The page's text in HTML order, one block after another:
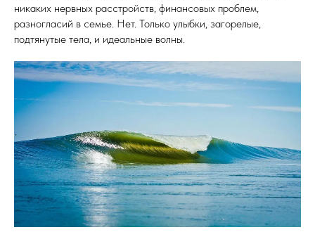
никаких нервных расстройств, финансовых проблем,
разногласий в семье. Нет. Только улыбки, загорелые,
подтянутые тела, и идеальные волны.